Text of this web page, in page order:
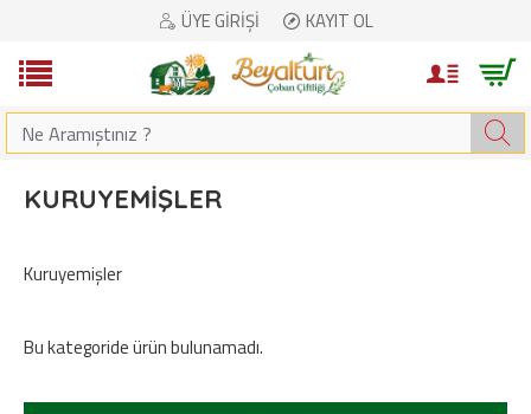
ÜYE GIRIŞI KAYIT OL
KURUYEMIŞLER
Kuruyemişler
Bu kategoride ürün bulunamadı.